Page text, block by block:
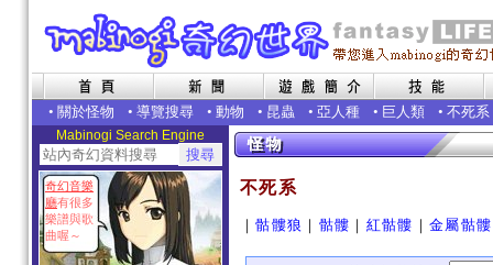
• 關於怪物 • 導覽搜尋 • 動物 • 昆蟲 • 亞人種 • 巨人類 • 不死系
Mabinogi Search Engine
奇幻音樂
廳有很多
樂譜與歌
曲喔～
不死系
｜骷髏狼 ｜ 骷髏 ｜ 紅骷髏 ｜金屬骷髏